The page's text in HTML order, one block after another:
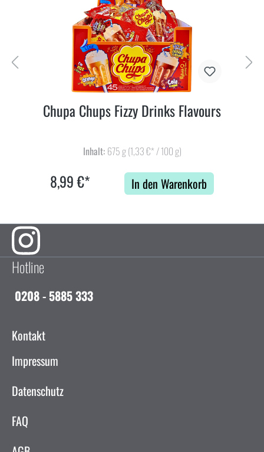
Chupa Chups Fizzy Drinks Flavours
Inhalt: 675 g(1,33 €* / 100 g)
8,99 €* In den Warenkorb
Hotline
0208 - 5885 333
Kontakt
Impressum
Datenschutz
FAQ